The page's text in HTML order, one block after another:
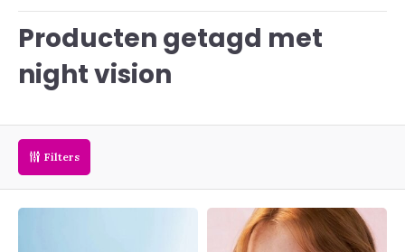
Producten getagd met
night vision
Filters